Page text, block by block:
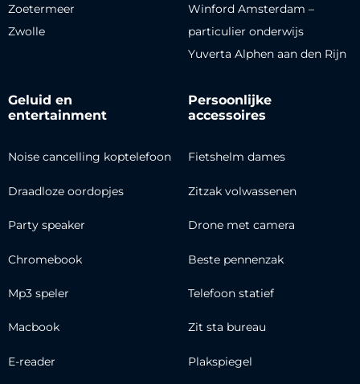
Zoetermeer
Zwolle
Winford Amsterdam –
particulier onderwijs
Yuverta Alphen aan den Rijn
Geluid en
entertainment
Noise cancelling koptelefoon
Draadloze oordopjes
Party speaker
Chromebook
Mp3 speler
Macbook
E-reader
Persoonlijke
accessoires
Fietshelm dames
Zitzak volwassenen
Drone met camera
Beste pennenzak
Telefoon statief
Zit sta bureau
Plakspiegel